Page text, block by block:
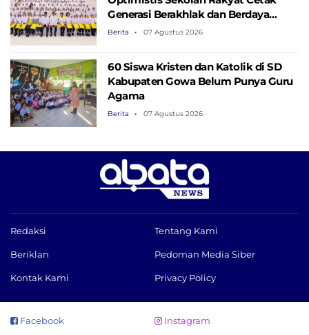
Generasi Berakhlak dan Berdaya
Saing
Berita 07 Agustus 2026
60 Siswa Kristen dan Katolik di SD
Kabupaten Gowa Belum Punya Guru
Agama
Berita 07 Agustus 2026
Redaksi Tentang Kami
Beriklan Pedoman Media Siber
Kontak Kami Privacy Policy
Facebook Instagram